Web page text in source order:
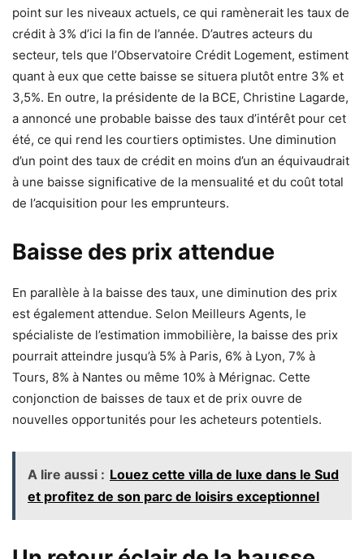
point sur les niveaux actuels, ce qui ramènerait les taux de
crédit à 3% d’ici la fin de l’année. D’autres acteurs du
secteur, tels que l’Observatoire Crédit Logement, estiment
quant à eux que cette baisse se situera plutôt entre 3% et
3,5%. En outre, la présidente de la BCE, Christine Lagarde,
a annoncé une probable baisse des taux d’intérêt pour cet
été, ce qui rend les courtiers optimistes. Une diminution
d’un point des taux de crédit en moins d’un an équivaudrait
à une baisse significative de la mensualité et du coût total
de l’acquisition pour les emprunteurs.
Baisse des prix attendue
En parallèle à la baisse des taux, une diminution des prix
est également attendue. Selon Meilleurs Agents, le
spécialiste de l’estimation immobilière, la baisse des prix
pourrait atteindre jusqu’à 5% à Paris, 6% à Lyon, 7% à
Tours, 8% à Nantes ou même 10% à Mérignac. Cette
conjonction de baisses de taux et de prix ouvre de
nouvelles opportunités pour les acheteurs potentiels.
A lire aussi : Louez cette villa de luxe dans le Sud
et profitez de son parc de loisirs exceptionnel